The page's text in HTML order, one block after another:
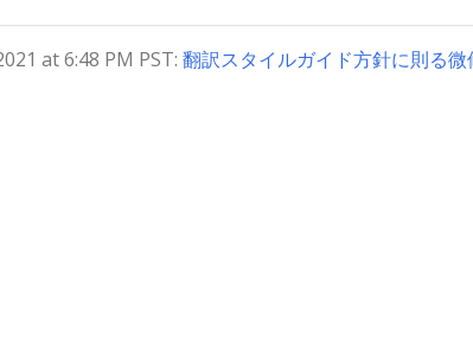
at 6:48 PM PST: 翻訳スタイルガイド方針に則る微